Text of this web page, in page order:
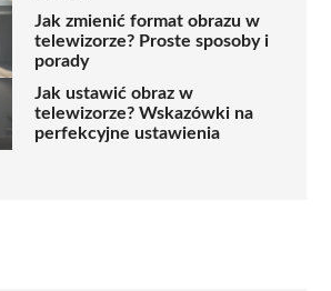
Jak zmienić format obrazu w
telewizorze? Proste sposoby i
porady
Jak ustawić obraz w
telewizorze? Wskazówki na
perfekcyjne ustawienia